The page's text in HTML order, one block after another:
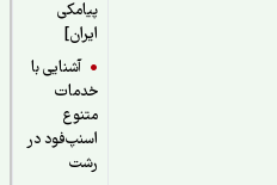
پیامکی
آشنایی با
خدمات
اسنپ‌فود در